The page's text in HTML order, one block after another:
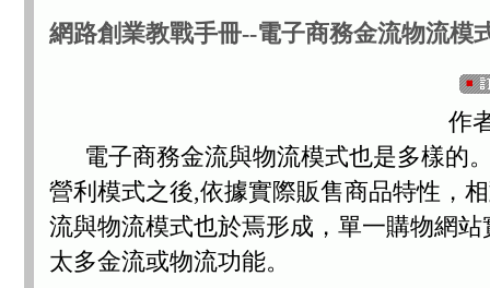
網路創業教戰手冊--電子商務金流物流模
作
電子商務金流與物流模式也是多樣的
營利模式之後,依據實際販售商品特性，
流與物流模式也於焉形成，單一購物網站
太多金流或物流功能。